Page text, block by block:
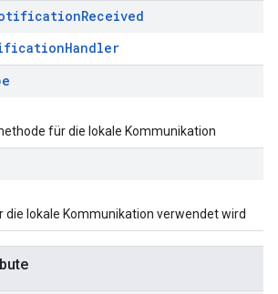
Received
für die lokale Kommunikation
die lokale Kommunikation verwendet wird